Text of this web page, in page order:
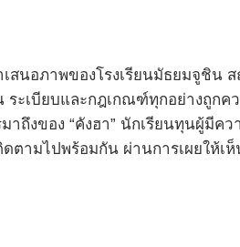
เสนอภาพของโรงเรียนมัธยมจูชิน
เบียบและกฎเกณฑ์ทุกอย่างถูกค
งของ “คังฮา” นักเรียนทุนผู้มีค
ตามไปพร้อมกัน ผ่านการเผยใ